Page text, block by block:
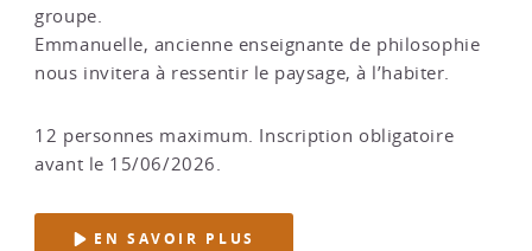
groupe.
Emmanuelle, ancienne enseignante de philosophie
nous invitera à ressentir le paysage, à l’habiter.
12 personnes maximum. Inscription obligatoire
avant le 15/06/2026.
EN SAVOIR PLUS